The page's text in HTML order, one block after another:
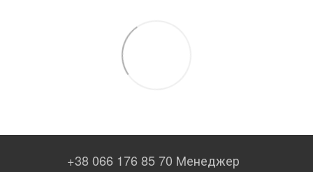
+38 066 176 85 70 Менеджер